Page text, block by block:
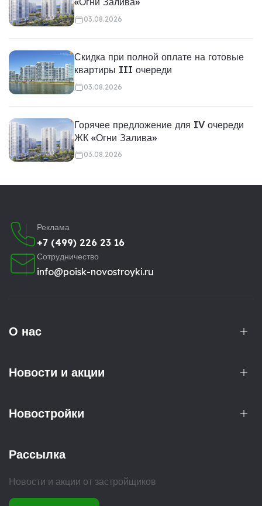
03.08.2026
Скидка при полной оплате на готовые
квартиры III очереди
03.08.2026
Горячее предложение для IV очереди
ЖК «Огни Залива»
03.08.2026
Реклама
+7 (499) 226 23 16
Сотрудничество
info@poisk-novostroyki.ru
О нас
Новости и акции
Новостройки
Рассылка
Новости и акции от застройщиков